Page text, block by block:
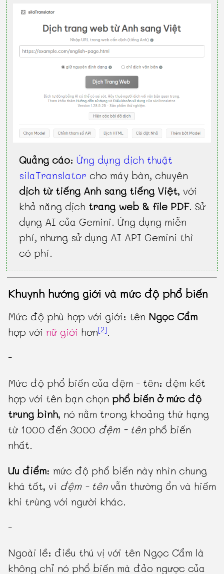
Quảng cáo:Ứng dụng dịch thuật
silaTranslator cho máy bàn, chuyên
dịch từ tiếng Anh sang tiếng Việt, với
khả năng dịch trang web & file PDF. Sử
dụng AI của Gemini. Ứng dụng miễn
phí, nhưng sử dụng AI API Gemini thì
có phí.
Khuynh hướng giới và mức độ phổ biến
Mức độ phù hợp với giới: tên Ngọc Cẩm
hợp với nữ giới hơn[2].
-
Mức độ phổ biến của đệm - tên: đệm kết
hợp với tên bạn chọn phổ biến ở mức độ
trung bình, nó nằm trong khoảng thứ hạng
từ 1000 đến 3000 đệm - tênphổ biến
nhất.
Ưu điểm: mức độ phổ biến này nhìn chung
khá tốt, vì đệm - tênvẫn thường ổn và hiếm
khi trùng với người khác.
-
Ngoài lề: điều thú vị với tên Ngọc Cẩm là
không chỉ nó phổ biến mà đảo ngược của